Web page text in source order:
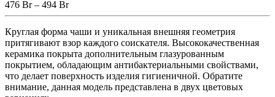
476 Br– 494 Br
Круглая форма чаши и уникальная внешняя геометрия
притягивают взор каждого соискателя. Высококачественная
керамика покрыта дополнительным глазурованным
покрытием, обладающим антибактериальными свойствами,
что делает поверхность изделия гигиеничной. Обратите
внимание, данная модель представлена в двух цветовых